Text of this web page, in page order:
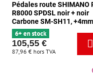
Pédales route SHIMANO
R8000 SPDSL noir + noir
Carbone SM-SH11, +4mm
6+ en stock
105,55 €
87,96 € hors TVA